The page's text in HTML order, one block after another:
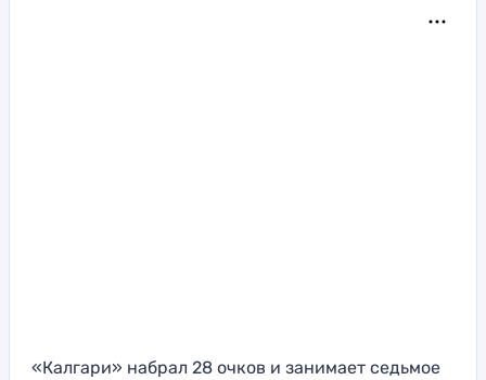
«Калгари» набрал 28 очков и занимает седьмое